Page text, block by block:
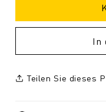
In
Teilen Sie dieses